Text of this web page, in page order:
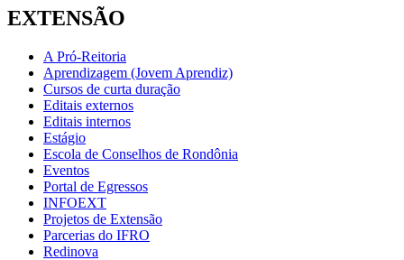
EXTENSÃO
A Pró-Reitoria
Aprendizagem (Jovem Aprendiz)
Cursos de curta duração
Editais externos
Editais internos
Estágio
Escola de Conselhos de Rondônia
Eventos
Portal de Egressos
INFOEXT
Projetos de Extensão
Parcerias do IFRO
Redinova